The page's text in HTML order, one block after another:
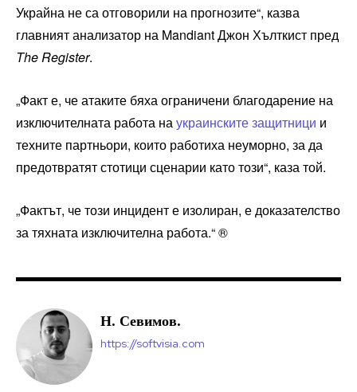
Украйна не са отговорили на прогнозите“, казва
главният анализатор на Mandiant Джон Хълткист пред
The Register.
„Факт е, че атаките бяха ограничени благодарение на
изключителната работа наукраинските защитници и
техните партньори, които работиха неуморно, за да
предотвратят стотици сценарии като този“, каза той.
„Фактът, че този инцидент е изолиран, е доказателство
за тяхната изключителна работа.“ ®
Н. Севимов.
https://softvisia.com